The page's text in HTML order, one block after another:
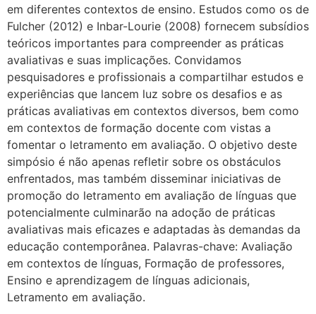
em diferentes contextos de ensino. Estudos como os de
Fulcher (2012) e Inbar-Lourie (2008) fornecem subsídios
teóricos importantes para compreender as práticas
avaliativas e suas implicações. Convidamos
pesquisadores e profissionais a compartilhar estudos e
experiências que lancem luz sobre os desafios e as
práticas avaliativas em contextos diversos, bem como
em contextos de formação docente com vistas a
fomentar o letramento em avaliação. O objetivo deste
simpósio é não apenas refletir sobre os obstáculos
enfrentados, mas também disseminar iniciativas de
promoção do letramento em avaliação de línguas que
potencialmente culminarão na adoção de práticas
avaliativas mais eficazes e adaptadas às demandas da
educação contemporânea. Palavras-chave: Avaliação
em contextos de línguas, Formação de professores,
Ensino e aprendizagem de línguas adicionais,
Letramento em avaliação.